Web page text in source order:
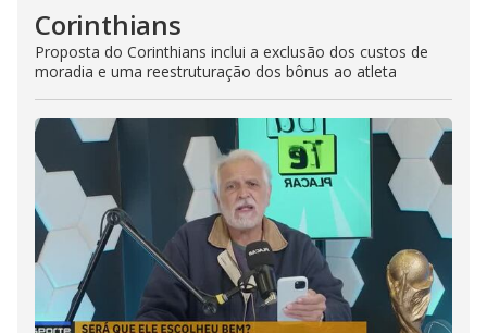
Corinthians
Proposta do Corinthians inclui a exclusão dos custos de
moradia e uma reestruturação dos bônus ao atleta